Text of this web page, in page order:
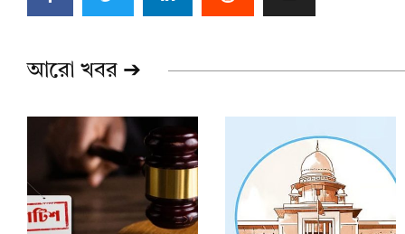
আরো খবর ➔